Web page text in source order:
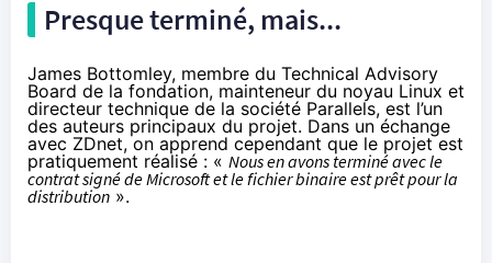
Presque terminé, mais...
James Bottomley, membre du Technical Advisory
Board de la fondation, mainteneur du noyau Linux et
directeur technique de la société Parallels, est l’un
des auteurs principaux du projet. Dans un échange
avec ZDnet, on apprend cependant que le projet est
pratiquement réalisé : « Nous en avons terminé avec le
contrat signé de Microsoft et le fichier binaire est prêt pour la
distribution ».